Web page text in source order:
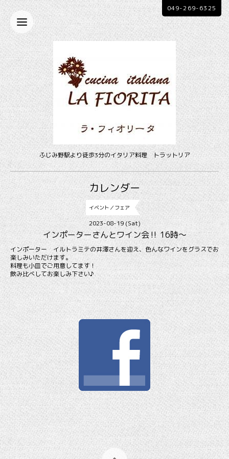
ふじみ野駅より徒歩3分のイタリア料理 トラットリア
049-269-6325
カレンダー
イベント／フェア
2023-08-19 (Sat)
インポーターさんとワイン会‼️ 16時〜
インポーター イルトラミテの井澤さんを迎え、色んなワインをグラスでお
楽しみいただけます。
料理も小皿でご用意してます！
飲み比べしてお楽しみ下さい♪